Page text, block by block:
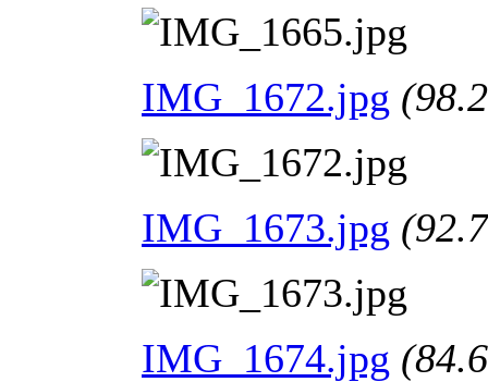
IMG_1672.jpg
IMG_1673.jpg
IMG_1674.jpg